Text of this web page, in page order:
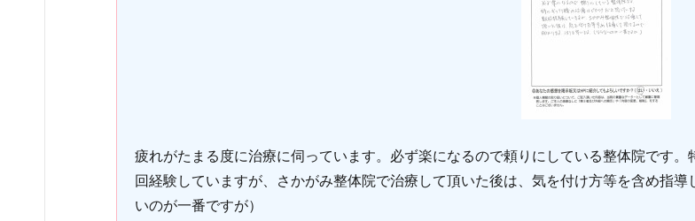
疲れがたまる度に治療に伺っています。必ず楽になるので頼りにしている整体院です
回経験していますが、さかがみ整体院で治療して頂いた後は、気を付け方等を含め指
いのが一番ですが）